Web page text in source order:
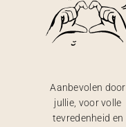
Aanbevolen door
jullie, voor volle
tevredenheid en